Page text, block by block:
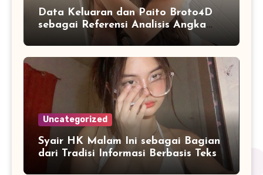
Data Keluaran dan Paito Broto4D
sebagai Referensi Analisis Angka
Masa Kini
Uncategorized
Syair HK Malam Ini sebagai Bagian
dari Tradisi Informasi Berbasis Teks